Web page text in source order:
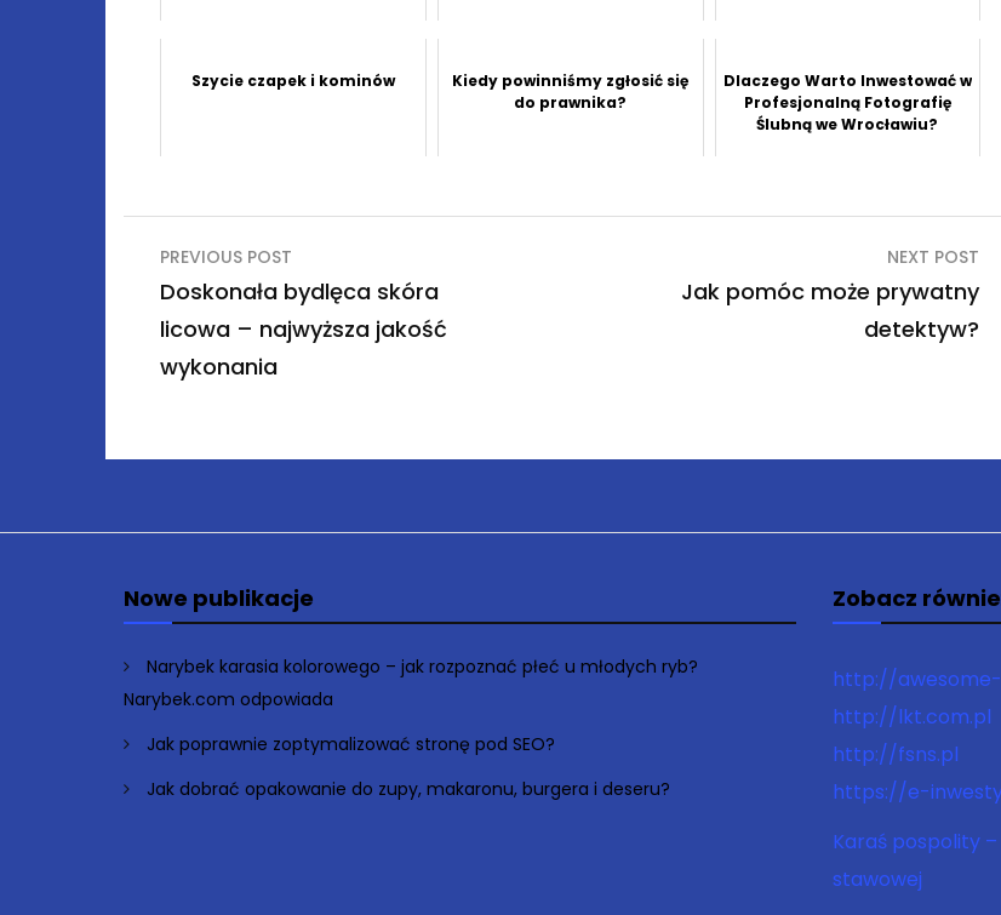
Szycie czapek i kominów
Kiedy powinniśmy zgłosić się
do prawnika?
Dlaczego Warto Inwestować w
Profesjonalną Fotografię
Ślubną we Wrocławiu?
Nawigacja
wpisu
PREVIOUS POST
Doskonała bydlęca skóra
licowa – najwyższa jakość
wykonania
NEXT POST
Jak pomóc może prywatny
detektyw?
Nowe publikacje
Narybek karasia kolorowego – jak rozpoznać płeć u młodych ryb?
Narybek.com odpowiada
Jak poprawnie zoptymalizować stronę pod SEO?
Jak dobrać opakowanie do zupy, makaronu, burgera i deseru?
Zobacz
http://awesome-
http://lkt.com.pl
http://fsns.pl
https://e-
Karaś pospolity
stawowej